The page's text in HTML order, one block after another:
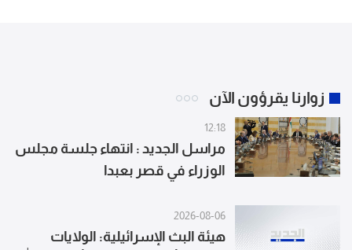
زوارنا يقرؤون الآن
12:18
مراسل الجديد : انتهاء جلسة مجلس
الوزراء في قصر بعبدا
2026-08-06
هيئة البث الإسرائيلية: الولايات